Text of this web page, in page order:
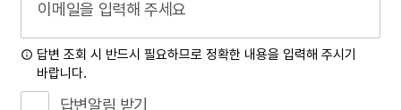
답변 조회 시 반드시 필요하므로 정확한 내용을 입력해 주시기
바랍니다.
답변알림 받기